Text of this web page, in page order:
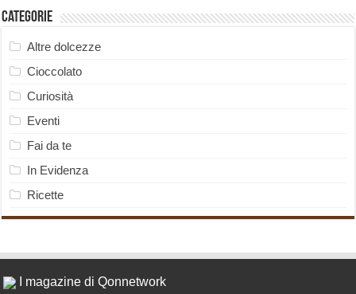
Categorie
Altre dolcezze
Cioccolato
Curiosità
Eventi
Fai da te
In Evidenza
Ricette
I magazine di Qonnetwork